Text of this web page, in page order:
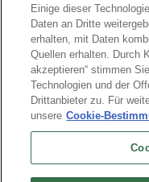
Einige dieser
Daten an Dritte
erhalten, mit Daten
Quellen erhalten. Durch
akzeptieren“ stimmen
Technologien und der
Drittanbieter zu. Für
unsere Cookie-